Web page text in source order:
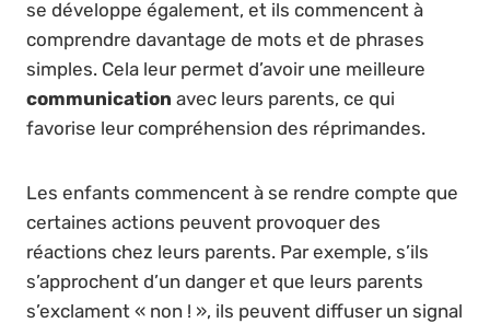
se développe également, et ils commencent à
comprendre davantage de mots et de phrases
simples. Cela leur permet d’avoir une meilleure
communication avec leurs parents, ce qui
favorise leur compréhension des réprimandes.
Les enfants commencent à se rendre compte que
certaines actions peuvent provoquer des
réactions chez leurs parents. Par exemple, s’ils
s’approchent d’un danger et que leurs parents
s’exclament « non ! », ils peuvent diffuser un signal